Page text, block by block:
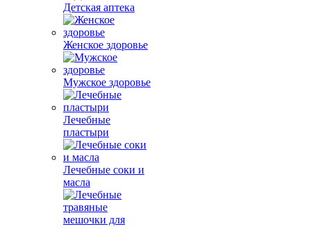
Детская аптека
Женское здоровье
Мужское здоровье
Лечебные
пластыри
Лечебные соки и
масла